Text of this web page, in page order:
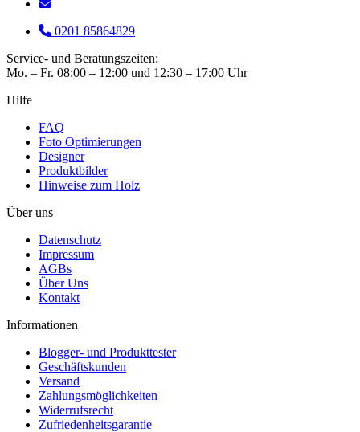
0201 85864829
Service- und Beratungszeiten:
Mo. – Fr. 08:00 – 12:00 und 12:30 – 17:00 Uhr
Hilfe
FAQ
Foto Optimierungen
Designer
Produktbilder
Hinweise zum Holz
Über uns
Datenschutz
Impressum
AGBs
Über Uns
Kontakt
Informationen
Blogger- und Produkttester
Geschäftskunden
Versand
Zahlungsmöglichkeiten
Widerrufsrecht
Zufriedenheitsgarantie